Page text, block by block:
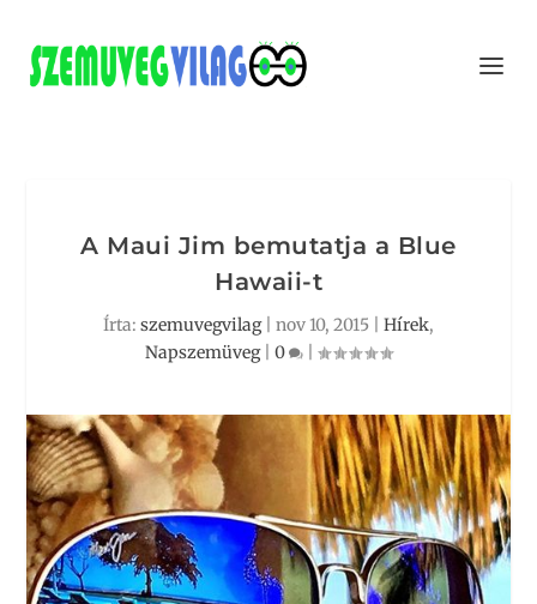
A Maui Jim bemutatja a Blue
Hawaii-t
Írta: szemuvegvilag| nov 10, 2015 Hírek,
Napszemüveg| 0